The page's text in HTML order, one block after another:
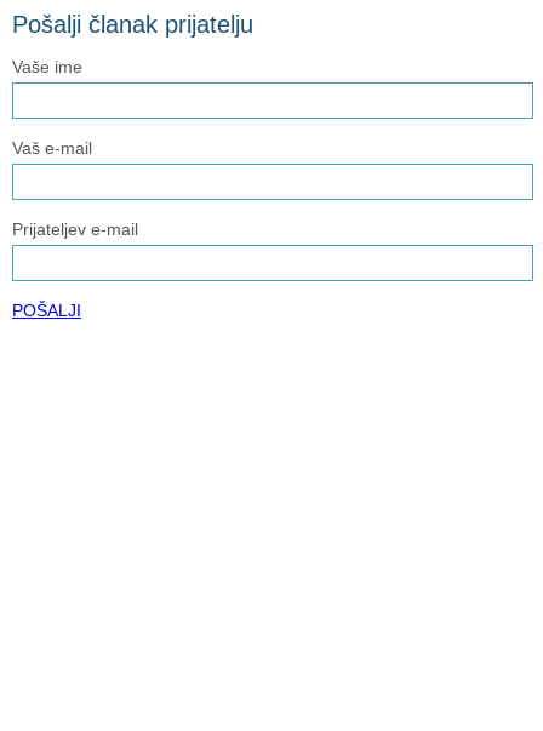
Pošalji članak prijatelju
Vaše ime
Vaš e-mail
Prijateljev e-mail
POŠALJI